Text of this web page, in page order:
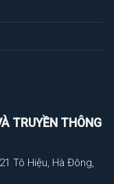
TRUYỀN THÔNG
Tô Hiệu, Hà Đông,